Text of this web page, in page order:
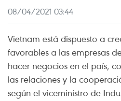
08/04/2021 03:44
Vietnam está dispuesto a
favorables a las empresas
hacer negocios en el país,
las relaciones y la
según el viceministro de